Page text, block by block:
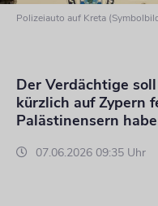
Polizeiauto auf Kreta
Der Verdächtige
kürzlich auf Zypern
Palästinensern
07.06.2026 09:35 Uhr